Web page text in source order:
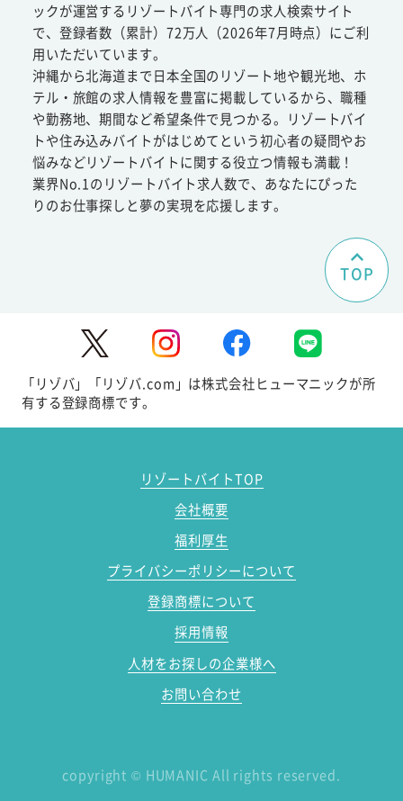
ックが運営するリゾートバイト専門の求人検索サイト
で、登録者数（累計）72万人（2026年7月時点）にご利
用いただいています。
沖縄から北海道まで日本全国のリゾート地や観光地、ホ
テル・旅館の求人情報を豊富に掲載しているから、職種
や勤務地、期間など希望条件で見つかる。リゾートバイ
トや住み込みバイトがはじめてという初心者の疑問やお
悩みなどリゾートバイトに関する役立つ情報も満載！
業界No.1のリゾートバイト求人数で、あなたにぴった
りのお仕事探しと夢の実現を応援します。
TOP
「リゾバ」「リゾバ.com」は株式会社ヒューマニックが所
有する登録商標です。
リゾートバイトTOP
会社概要
福利厚生
プライバシーポリシーについて
登録商標について
採用情報
人材をお探しの企業様へ
お問い合わせ
copyright © HUMANIC All rights reserved.